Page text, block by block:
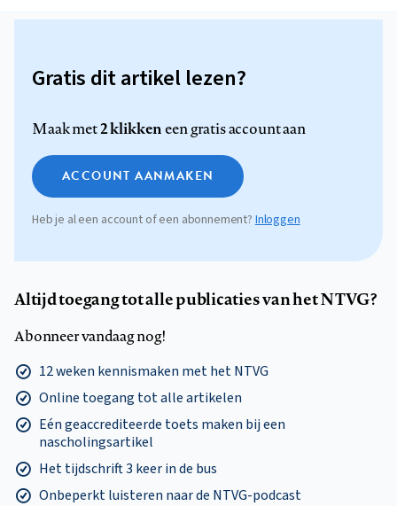
Gratis dit artikel lezen?
Maak met2 klikkeneen gratis account aan
ACCOUNT AANMAKEN
Heb je al een account of een abonnement? Inloggen
Altijd toegang tot alle publicaties van het NTVG?
Abonneer vandaag nog!
12 weken kennismaken met het NTVG
Online toegang tot alle artikelen
Eén geaccrediteerde toets maken bij een
nascholingsartikel
Het tijdschrift 3 keer in de bus
Onbeperkt luisteren naar de NTVG-podcast